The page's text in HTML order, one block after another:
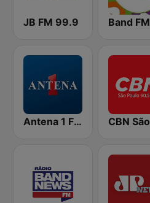
JB FM 99.9 Band FM
Antena 1 FM